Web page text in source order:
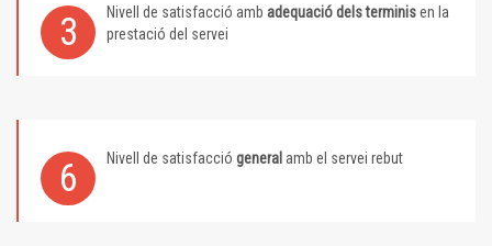
3 Nivell de satisfacció amb adequació dels terminisen la
prestació del servei
6 Nivell de satisfacció general amb el servei rebut